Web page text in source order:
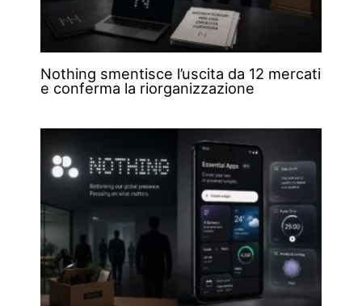
Nothing smentisce l’uscita da 12 mercati
e conferma la riorganizzazione